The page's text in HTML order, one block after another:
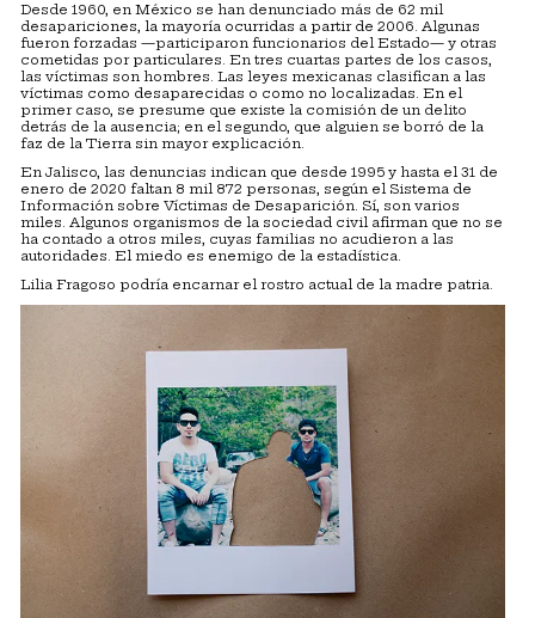
Desde 1960, en México se han denunciado más de 62 mil
desapariciones, la mayoría ocurridas a partir de 2006. Algunas
fueron forzadas —participaron funcionarios del Estado— y otras
cometidas por particulares. En tres cuartas partes de los casos,
las víctimas son hombres. Las leyes mexicanas clasifican a las
víctimas como desaparecidas o como no localizadas. En el
primer caso, se presume que existe la comisión de un delito
detrás de la ausencia; en el segundo, que alguien se borró de la
faz de la Tierra sin mayor explicación.
En Jalisco, las denuncias indican que desde 1995 y hasta el 31 de
enero de 2020 faltan 8 mil 872 personas, según el Sistema de
Información sobre Víctimas de Desaparición. Sí, son varios
miles. Algunos organismos de la sociedad civil afirman que no se
ha contado a otros miles, cuyas familias no acudieron a las
autoridades. El miedo es enemigo de la estadística.
Lilia Fragoso podría encarnar el rostro actual de la madre patria.